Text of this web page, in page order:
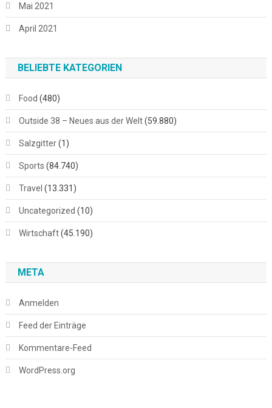
Mai 2021
April 2021
BELIEBTE KATEGORIEN
Food (480)
Outside 38 – Neues aus der Welt(59.880)
Salzgitter(1)
Sports (84.740)
Travel (13.331)
Uncategorized (10)
Wirtschaft(45.190)
META
Anmelden
Feed der Einträge
Kommentare-Feed
WordPress.org